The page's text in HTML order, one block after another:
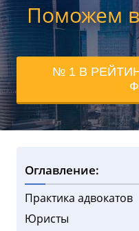
Поможем
№ 1 В
Оглавление:
Практика адвокатов
Юристы